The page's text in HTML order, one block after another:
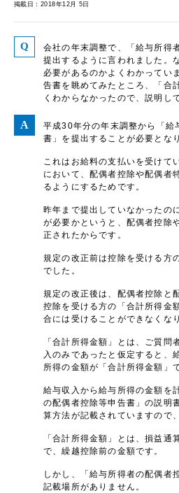
掲載日：2018年12月 5日
会社の年末調整で、「給与所得
提出するように言われました。
必要があるのかよくわかってい
告書を眺めてみたところ、「合
くわからなかったので、説明し
平成30年分の年末調整から「給
書」を提出することが必要とな
これはお給料の支払いを受けて
において、配偶者控除や配偶者
るようにするためです。
昨年まで提出していなかったの
が必要かというと、配偶者控除
正されたからです。
規定の改正前は控除を受ける方
でした。
規定の改正後は、配偶者控除と
控除を受ける方の「合計所得金
合には受けることができなくな
「合計所得金額」とは、ご質問
入のみであったと仮定すると、
所得の金額が「合計所得金額」
給与収入から給与所得の金額を
の配偶者控除等申告書」の説明
算方法が記載されていますので
「合計所得金額」とは、損益通
で、繰越控除前の金額です。
しかし、「給与所得者の配偶者
記載場所がありません。